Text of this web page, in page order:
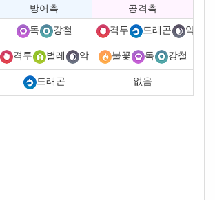
방어측
공격측
독 강철 격투 드래곤
악
격투 벌레 악 불꽃 독
강철
드래곤 없음